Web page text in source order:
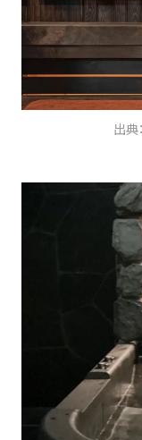
出典：